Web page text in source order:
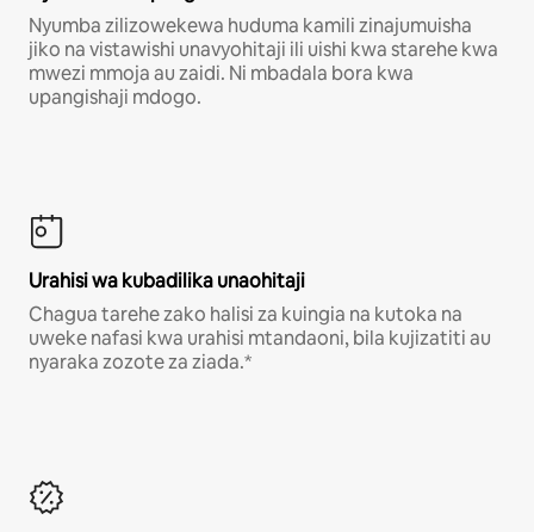
Nyumba zilizowekewa huduma kamili zinajumuisha
jiko na vistawishi unavyohitaji ili uishi kwa starehe kwa
mwezi mmoja au zaidi. Ni mbadala bora kwa
upangishaji mdogo.
Urahisi wa kubadilika unaohitaji
Chagua tarehe zako halisi za kuingia na kutoka na
uweke nafasi kwa urahisi mtandaoni, bila kujizatiti au
nyaraka zozote za ziada.*